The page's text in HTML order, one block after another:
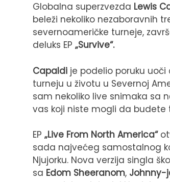
Globalna superzvezda Lewis
beleži nekoliko nezaboravnih
severnoameričke turneje,
deluks EP „Survive“.
Capaldi je podelio poruku
turneju u životu u Severnoj
sam nekoliko live snimaka sa
vas koji niste mogli da budete
EP „Live From North America“
sada najvećeg samostalnog
Njujorku. Nova verzija singla
sa Edom Sheeranom, Johnny-